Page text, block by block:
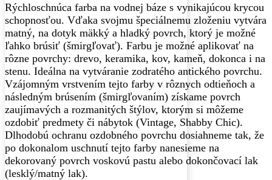
Rýchloschnúca farba na vodnej báze s vynikajúcou krycou
schopnosťou. Vďaka svojmu špeciálnemu zloženiu vytvára
matný, na dotyk mäkký a hladký povrch, ktorý je možné
ľahko brúsiť (šmirgľovať). Farbu je možné aplikovať na
rôzne povrchy: drevo, keramika, kov, kameň, dokonca i na
stenu. Ideálna na vytváranie zodratého antického povrchu.
Vzájomným vrstvením tejto farby v rôznych odtieňoch a
následným brúsením (šmirgľovaním) získame povrch
zaujímavých a rozmanitých štýlov, ktorým si môžeme
ozdobiť predmety či nábytok (Vintage, Shabby Chic).
Dlhodobú ochranu ozdobného povrchu dosiahneme tak, že
po dokonalom uschnutí tejto farby nanesieme na
dekorovaný povrch voskovú pastu alebo dokončovací lak
(lesklý/matný lak).